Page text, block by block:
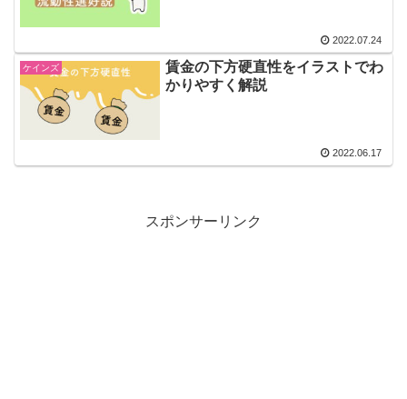
2022.07.24
ケインズ
賃金の下方硬直性をイラストでわ
かりやすく解説
2022.06.17
スポンサーリンク